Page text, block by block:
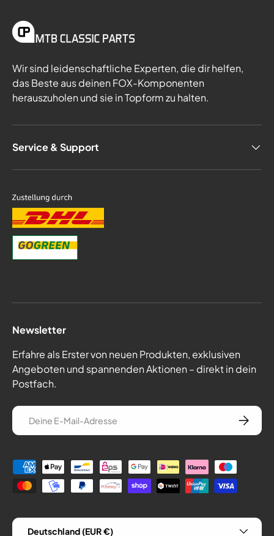
Wir sind leidenschaftliche Experten, die dir helfen,
das Beste aus deinen FOX-Komponenten
herauszuholen und sie in Topform zu halten.
Service & Support
Newsletter
Erfahre als Erster von neuen Produkten, exklusiven
Angeboten und spannenden Aktionen – direkt in dein
Postfach.
E-Mail
Zahlungsmethoden
Land/Region
Deutschland (EUR €)